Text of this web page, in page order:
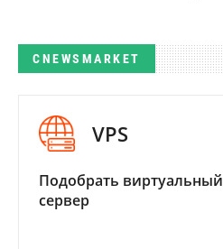
CNEWSMARKET
VPS
Подобрать виртуальный
сервер